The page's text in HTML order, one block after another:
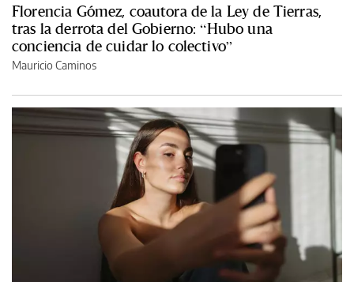
Florencia Gómez, coautora de la Ley de Tierras,
tras la derrota del Gobierno: “Hubo una
conciencia de cuidar lo colectivo”
Mauricio Caminos